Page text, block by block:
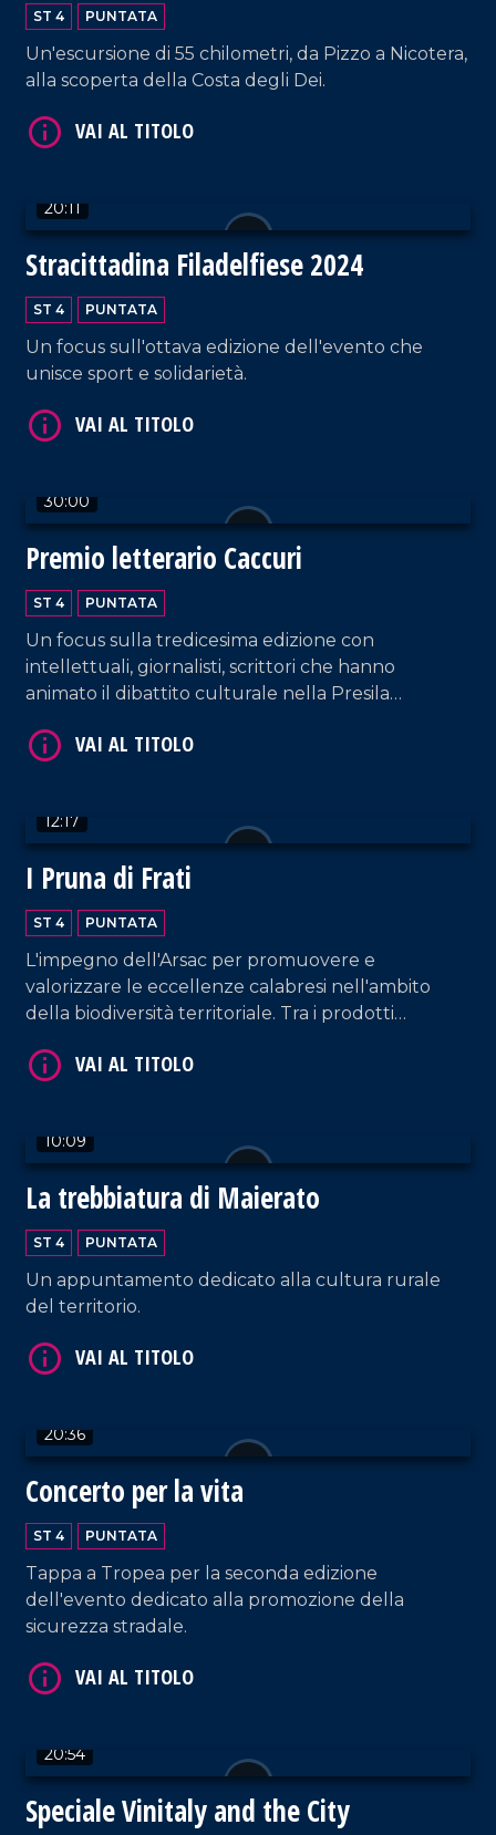
ST 4 PUNTATA
Un'escursione di 55 chilometri, da Pizzo a Nicotera,
alla scoperta della Costa degli Dei.
20:11
Stracittadina Filadelfiese 2024
ST 4 PUNTATA
Un focus sull'ottava edizione dell'evento che
unisce sport e solidarietà.
30:00
Premio letterario Caccuri
ST 4 PUNTATA
Un focus sulla tredicesima edizione con
intellettuali, giornalisti, scrittori che hanno
animato il dibattito culturale nella Presila
12:17
I Pruna di Frati
ST 4 PUNTATA
L'impegno dell'Arsac per promuovere e
valorizzare le eccellenze calabresi nell'ambito
della biodiversità territoriale. Tra i prodotti
Terranova Sappo Minulio.
10:09
La trebbiatura di Maierato
ST 4 PUNTATA
Un appuntamento dedicato alla cultura rurale
del territorio.
20:36
Concerto per la vita
ST 4 PUNTATA
Tappa a Tropea per la seconda edizione
dell'evento dedicato alla promozione della
sicurezza stradale.
20:54
Speciale Vinitaly and the City
VAI AL TITOLO
VAI AL TITOLO
VAI AL TITOLO
VAI AL TITOLO
VAI AL TITOLO